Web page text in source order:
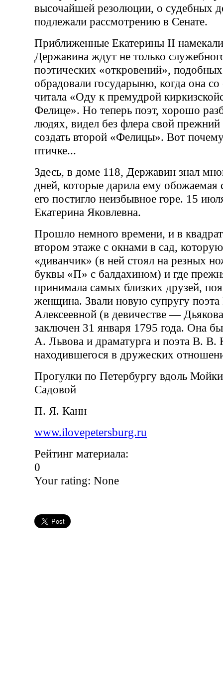
высочайшей резолюции, о судебных
подлежали рассмотрению в Сенате.
Приближенные Екатерины II
Державина ждут не только
поэтических «откровений»,
обрадовали государыню, когда она со
читала «Оду к премудрой
Фелице». Но теперь поэт, хорошо
людях, видел без флера свой
создать второй «Фелицы». Вот
птичке...
Здесь, в доме 118, Державин знал
дней, которые дарила ему обожаемая
его постигло неизбывное горе. 15
Екатерина Яковлевна.
Прошло немного времени, и в
втором этаже с окнами в сад,
«диванчик» (в ней стоял на резных
буквы «П» с балдахином) и где
принимала самых близких друзей,
женщина. Звали новую супругу
Алексеевной (в девичестве —
заключен 31 января 1795 года. Она
А. Львова и драматурга и поэта В. В.
находившегося в дружеских
Прогулки по Петербургу вдоль
Садовой
П. Я. Канн
www.ilovepetersburg.ru
Рейтинг материала:
0
Your rating: None